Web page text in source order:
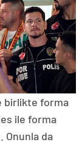
birlikte forma
ile forma
Onunla da